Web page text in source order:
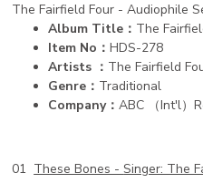
The Fairfield Four - Audiophile
Album Title： The
Item No：HDS-278
Artists ： The Fairfield
Genre： Traditional
Company：ABC （Int'l）
01 These Bones -Singer: The